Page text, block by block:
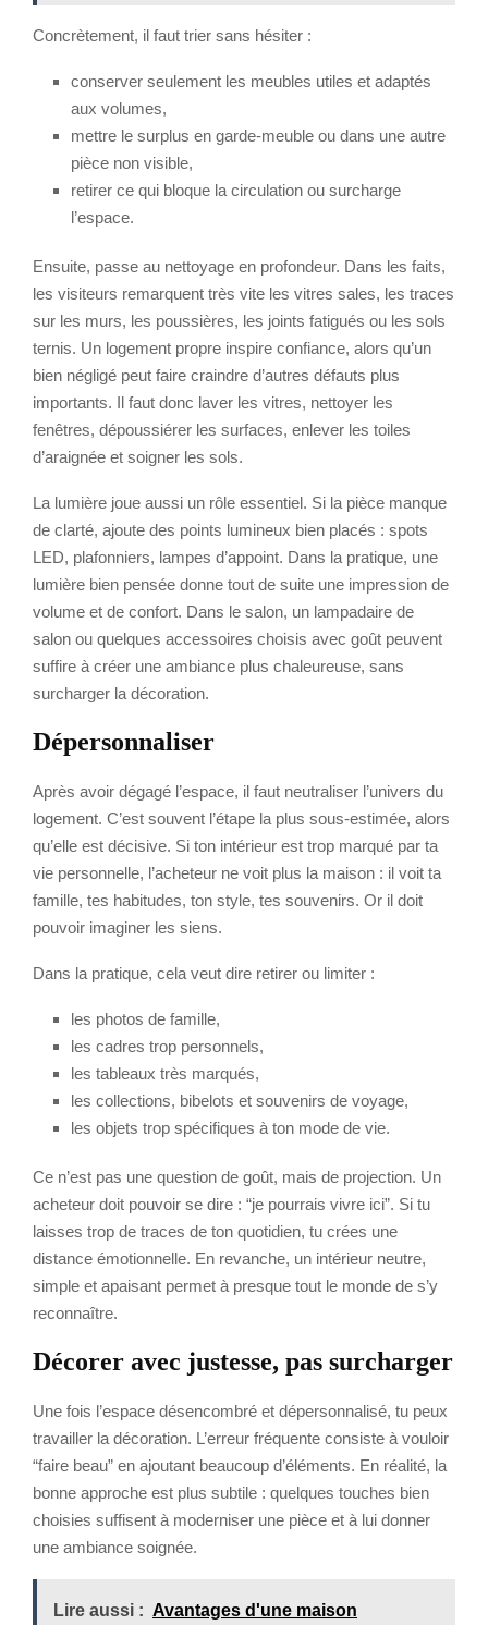
Concrètement, il faut trier sans hésiter :
conserver seulement les meubles utiles et adaptés
aux volumes,
mettre le surplus en garde-meuble ou dans une autre
pièce non visible,
retirer ce qui bloque la circulation ou surcharge
l’espace.
Ensuite, passe au nettoyage en profondeur. Dans les faits,
les visiteurs remarquent très vite les vitres sales, les traces
sur les murs, les poussières, les joints fatigués ou les sols
ternis. Un logement propre inspire confiance, alors qu’un
bien négligé peut faire craindre d’autres défauts plus
importants. Il faut donc laver les vitres, nettoyer les
fenêtres, dépoussiérer les surfaces, enlever les toiles
d’araignée et soigner les sols.
La lumière joue aussi un rôle essentiel. Si la pièce manque
de clarté, ajoute des points lumineux bien placés : spots
LED, plafonniers, lampes d’appoint. Dans la pratique, une
lumière bien pensée donne tout de suite une impression de
volume et de confort. Dans le salon, un lampadaire de
salon ou quelques accessoires choisis avec goût peuvent
suffire à créer une ambiance plus chaleureuse, sans
surcharger la décoration.
Dépersonnaliser
Après avoir dégagé l’espace, il faut neutraliser l’univers du
logement. C’est souvent l’étape la plus sous-estimée, alors
qu’elle est décisive. Si ton intérieur est trop marqué par ta
vie personnelle, l’acheteur ne voit plus la maison : il voit ta
famille, tes habitudes, ton style, tes souvenirs. Or il doit
pouvoir imaginer les siens.
Dans la pratique, cela veut dire retirer ou limiter :
les photos de famille,
les cadres trop personnels,
les tableaux très marqués,
les collections, bibelots et souvenirs de voyage,
les objets trop spécifiques à ton mode de vie.
Ce n’est pas une question de goût, mais de projection. Un
acheteur doit pouvoir se dire : “je pourrais vivre ici”. Si tu
laisses trop de traces de ton quotidien, tu crées une
distance émotionnelle. En revanche, un intérieur neutre,
simple et apaisant permet à presque tout le monde de s’y
reconnaître.
Décorer avec justesse, pas surcharger
Une fois l’espace désencombré et dépersonnalisé, tu peux
travailler la décoration. L’erreur fréquente consiste à vouloir
“faire beau” en ajoutant beaucoup d’éléments. En réalité, la
bonne approche est plus subtile : quelques touches bien
choisies suffisent à moderniser une pièce et à lui donner
une ambiance soignée.
Lire aussi : Avantages d'une maison